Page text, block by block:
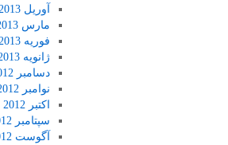
آوریل 2013
مارس 2013
فوریه 2013
ژانویه 2013
دسامبر 2012
نوامبر 2012
اکتبر 2012
سپتامبر 2012
آگوست 2012